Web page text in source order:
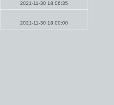
2021-11-30 18:06:35
2021-11-30 18:00:00